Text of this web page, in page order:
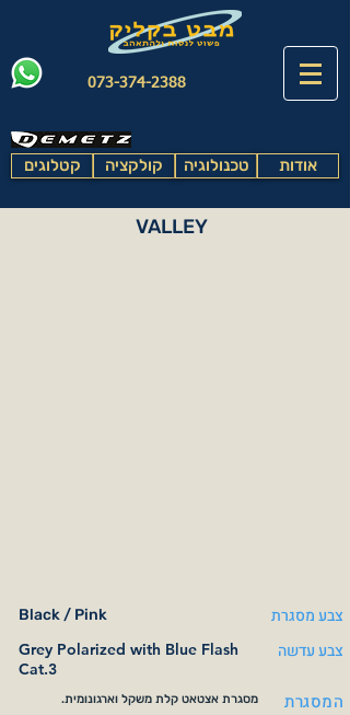
073-374-2388
קטלוגים קולקציה טכנולוגיה אודות
VALLEY
Black / Pink צבע מסגרת
Grey Polarized with Blue Flash
Cat.3
צבע עדשה
מסגרת אצטאט קלת משקל וארגונומית. המסגרת